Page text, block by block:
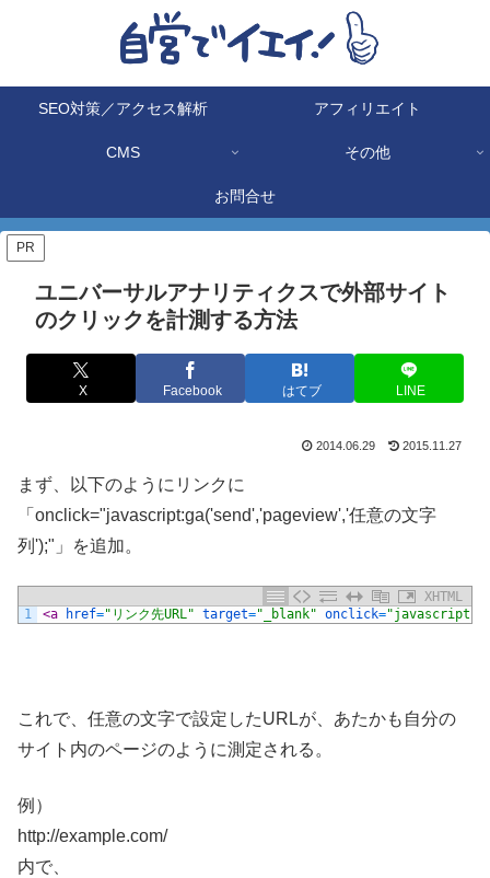
SEO対策／アクセス解析 アフィリエイト
CMS その他
お問合せ
PR
ユニバーサルアナリティクスで外部サイト
のクリックを計測する方法
X Facebook はてブ LINE
2014.06.29 2015.11.27
まず、以下のようにリンクに
「onclick="javascript:ga('send','pageview','任意の文字
列');"」を追加。
XHTML
1
<a href="リンク先URL" target="_blank" onclick=
これで、任意の文字で設定したURLが、あたかも自分の
サイト内のページのように測定される。
例）
http://example.com/
内で、